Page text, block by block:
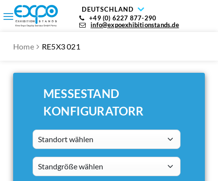
DEUTSCHLAND
+49 (0) 6227 877-290
info@expoexhibitionstands.de
Home RE5X3 021
MESSESTAND
KONFIGURATORR
Standort wählen
standsizes